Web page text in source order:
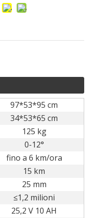
97*53*95 cm
34*53*65 cm
125 kg
0-12°
fino a 6 km/ora
15 km
25 mm
≤1,2 milioni
25,2 V 10 AH